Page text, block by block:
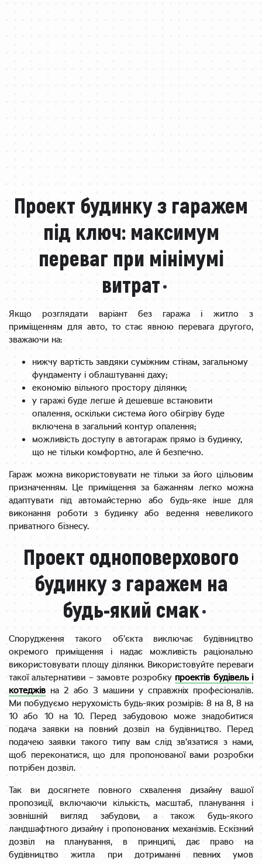
Проект будинку з гаражем
під ключ: максимум
переваг при мінімумі
витрат
Якщо розглядати варіант без гаража і житло з
приміщенням для авто, то стає явною перевага другого,
зважаючи на:
нижчу вартість завдяки суміжним стінам, загальному
фундаменту і облаштуванні даху;
економію вільного простору ділянки;
у гаражі буде легше й дешевше встановити
опалення, оскільки система його обігріву буде
включена в загальний контур опалення;
можливість доступу в автогараж прямо із будинку,
що не тільки комфортно, але й безпечно.
Гараж можна використовувати не тільки за його цільовим
призначенням. Це приміщення за бажанням легко можна
адаптувати під автомайстерню або будь-яке інше для
виконання роботи з будинку або ведення невеликого
приватного бізнесу.
Проект одноповерхового
будинку з гаражем на
будь-який смак
Спорудження такого об’єкта виключає будівництво
окремого приміщення і надає можливість раціонально
використовувати площу ділянки. Використовуйте переваги
такої альтернативи – замовте розробку проектів будівель і
котеджів на 2 або 3 машини у справжніх професіоналів.
Ми побудуємо нерухомість будь-яких розмірів: 8 на 8, 8 на
10 або 10 на 10. Перед забудовою може знадобитися
подача заявки на повний дозвіл на будівництво. Перед
подачею заявки такого типу вам слід зв’язатися з нами,
щоб переконатися, що для пропонованої вами розробки
потрібен дозвіл.
Так ви досягнете повного схвалення дизайну вашої
пропозиції, включаючи кількість, масштаб, планування і
зовнішній вигляд забудови, а також будь-якого
ландшафтного дизайну і пропонованих механізмів. Ескізний
дозвіл на планування, в принципі, дає право на
будівництво житла при дотриманні певних умов